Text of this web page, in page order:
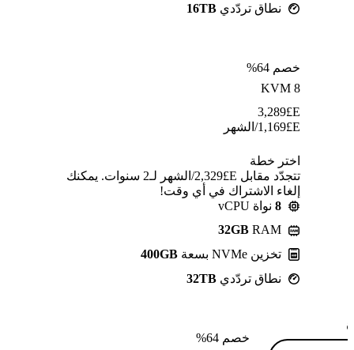
نطاق تردّدي 16TB
خصم 64%
KVM 8
E£
3,289
E£
1,169/الشهر
اختر خطة
تتجدّد مقابل E£⁦2,329⁩/الشهر لـ2 سنوات. يمكنك
إلغاء الاشتراك في أي وقت!
8 نواة vCPU
32GB RAM
تخزين NVMe بسعة
400GB
نطاق تردّدي 32TB
خصم 64%